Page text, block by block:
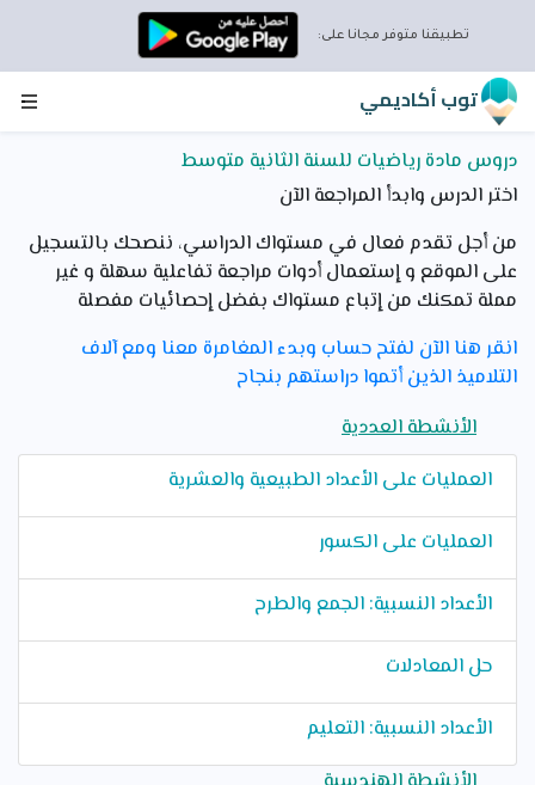
تطبيقنا متوفر مجانا على:
توب أكاديمي
دروس مادة رياضيات للسنة الثانية متوسط
اختر الدرس وابدأ المراجعة الآن
من أجل تقدم فعال في مستواك الدراسي، ننصحك بالتسجيل
على الموقع و إستعمال أدوات مراجعة تفاعلية سهلة و غير
مملة تمكنك من إتباع مستواك بفضل إحصائيات مفصلة
انقر هنا الآن لفتح حساب وبدء المغامرة معنا ومع آلاف
التلاميذ الذين أتموا دراستهم بنجاح
الأنشطة العددية
العمليات على الأعداد الطبيعية والعشرية
العمليات على الكسور
الأعداد النسبية: الجمع والطرح
حل المعادلات
الأعداد النسبية: التعليم